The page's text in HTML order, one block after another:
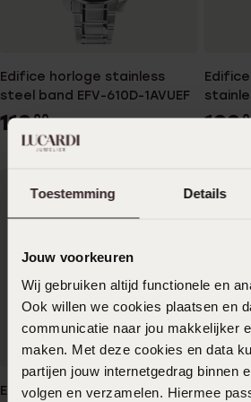
Toestemming Details
Jouw voorkeuren
Wij gebruiken altijd functionele en
Ook willen we cookies plaatsen en
communicatie naar jou makkelijker
maken. Met deze cookies en data
partijen jouw internetgedrag binnen
volgen en verzamelen. Hiermee
Edifice horloge stainless
steel band EFV-610D-1AVUEF
11900 199
Edifice horloge stainless